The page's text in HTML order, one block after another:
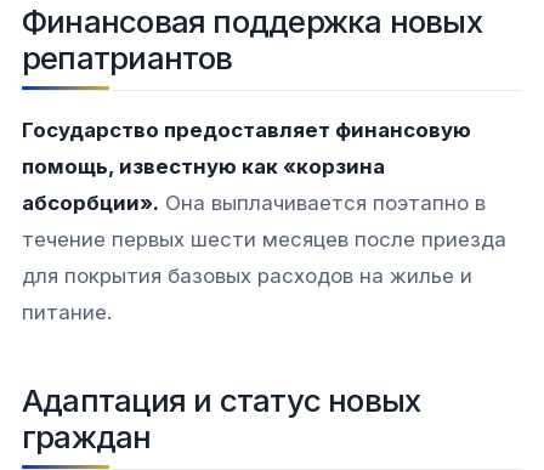
Финансовая поддержка новых
репатриантов
Государство предоставляет финансовую
помощь, известную как «корзина
абсорбции». Она выплачивается поэтапно в
течение первых шести месяцев после приезда
для покрытия базовых расходов на жилье и
питание.
Адаптация и статус новых
граждан